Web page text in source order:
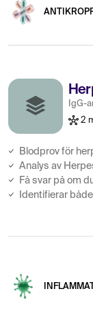
IgG-
2
Blodprov för
Analys av
Få svar på om
Identifierar